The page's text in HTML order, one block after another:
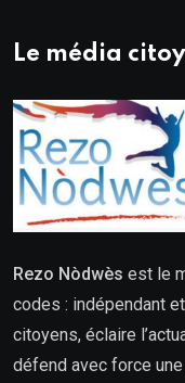
Le média
Rezo Nòdwès est le
codes : indépendant
citoyens, éclaire
défend avec force